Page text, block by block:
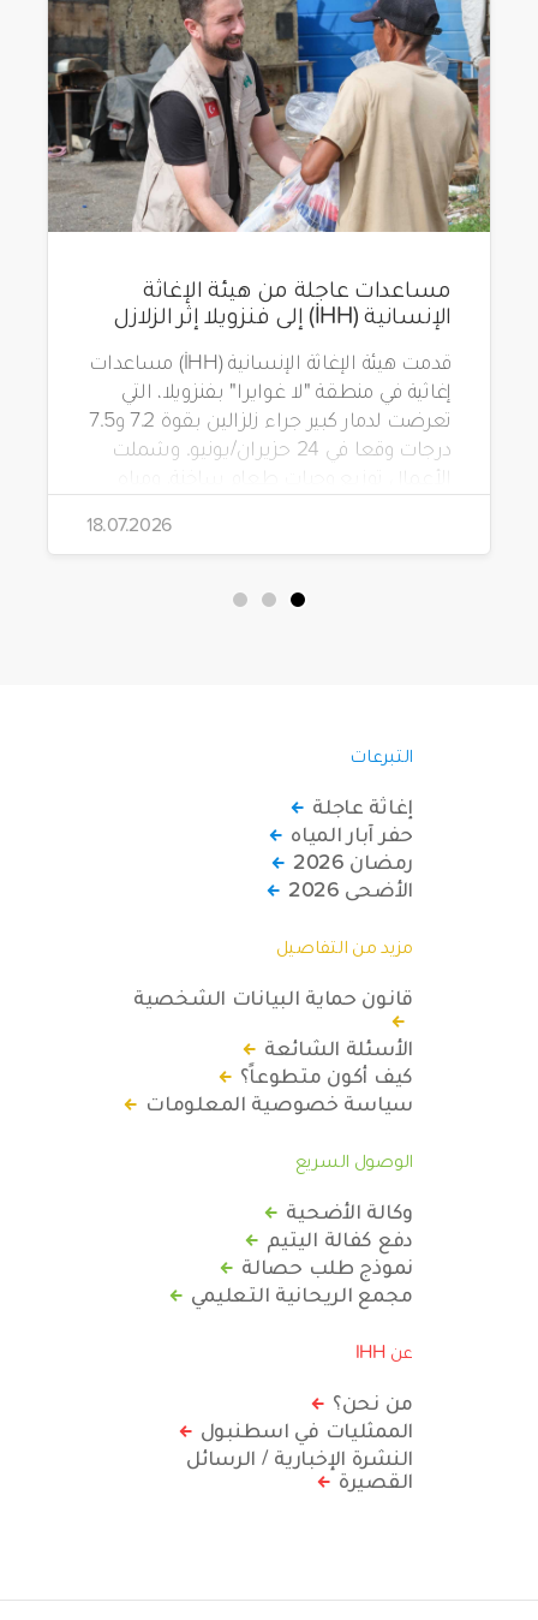
مساعدات عاجلة من هيئة الإغاثة
الإنسانية (İHH) إلى فنزويلا إثر الزلازل
قدمت هيئة الإغاثة الإنسانية (İHH) مساعدات
إغاثية في منطقة "لا غوايرا" بفنزويلا، التي
تعرضت لدمار كبير جراء زلزالين بقوة 7.2 و7.5
درجات وقعا في 24 حزيران/يونيو. وشملت
شرب، وطرود غذائية، وحقائب مستلزمات
18.07.2026
التبرعات
إغاثة عاجلة
حفر آبار المياه
رمضان 2026
الأضحى 2026
مزيد من التفاصيل
قانون حماية البيانات الشخصية
الأسئلة الشائعة
كيف أكون متطوعاً؟
سياسة خصوصية المعلومات
الوصول السريع
وكالة الأضحية
دفع كفالة اليتيم
نموذج طلب حصالة
مجمع الريحانية التعليمي
عن IHH
من نحن؟
الممثليات في اسطنبول
النشرة الإخبارية / الرسائل
القصيرة